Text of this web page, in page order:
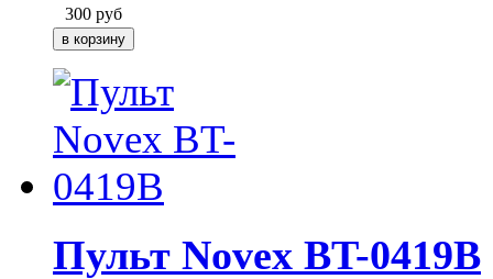
300 руб
Пульт Novex BT-0419B